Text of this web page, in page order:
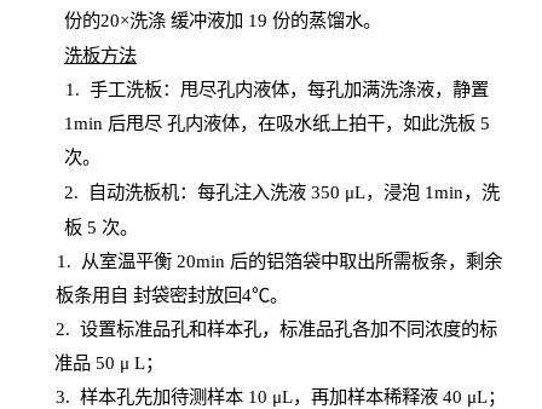
份的20×洗涤 缓冲液加 19 份的蒸馏水。
洗板方法
1. 手工洗板：甩尽孔内液体，每孔加满洗涤液，静置
1min 后甩尽 孔内液体，在吸水纸上拍干，如此洗板 5
次。
2.
自动洗板机：每孔注入洗液 350 μL，浸泡 1min，洗
板 5 次。
1 . 从室温平衡 20min 后的铝箔袋中取出所需板条，剩余
板条用自 封袋密封放回4℃。
2. 设置标准品孔和样本孔，标准品孔各加不同浓度的标
准品 50 μ L；
3. 样本孔先加待测样本 10 μL，再加样本稀释液 40 μL；